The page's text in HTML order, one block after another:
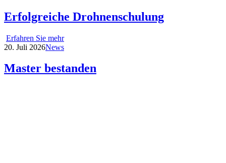
Erfolgreiche Drohnenschulung
Erfahren Sie mehr
20. Juli 2026News
Master bestanden